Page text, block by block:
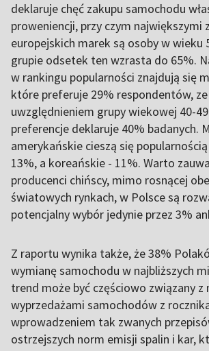
deklaruje chęć zakupu samochodu
proweniencji, przy czym największymi
europejskich marek są osoby w wieku
grupie odsetek ten wzrasta do 65%.
w rankingu popularności znajdują się
które preferuje 29% respondentów,
uwzględnieniem grupy wiekowej 40-
preferencje deklaruje 40% badanych.
amerykańskie cieszą się
13%, a koreańskie - 11%. Warto
producenci chińscy, mimo rosnącej
światowych rynkach, w Polsce są
potencjalny wybór jedynie przez 3%
Z raportu wynika także, że 38%
wymianę samochodu w najbliższych
trend może być częściowo związany z
wyprzedażami samochodów z
wprowadzeniem tak zwanych
ostrzejszych norm emisji spalin i kar,